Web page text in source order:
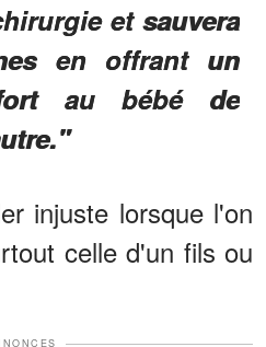
et sauvera
en offrant un
au bébé de
injuste lorsque l'on
celle d'un fils ou